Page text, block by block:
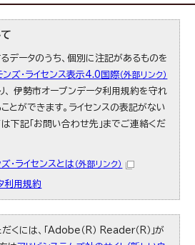
データのうち、個別に注記があるものを
ンズ・ライセンス表示4.0国際（外部リンク）
、 伊勢市オープンデータ利用規約を守れ
とができます。ライセンスの表記がない
下記「お問い合わせ先」までご連絡くだ
・ライセンスとは （外部リンク）
利用規約
くには、「Adobe（R） Reader（R）」が